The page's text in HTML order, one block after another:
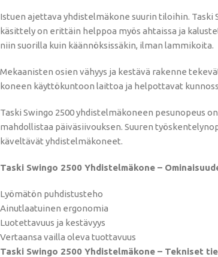
Istuen ajettava yhdistelmäkone suurin tiloihin.
käsittely on erittäin helppoa myös ahtaissa ja
niin suorilla kuin käännöksissäkin, ilman lammikoita.
Mekaanisten osien vähyys ja kestävä rakenne
koneen käyttökuntoon laittoa ja helpottavat
Taski Swingo 2500 yhdistelmäkoneen pesunopeus
mahdollistaa päiväsiivouksen. Suuren
käveltävät yhdistelmäkoneet.
Taski Swingo 2500 Yhdistelmäkone –
Lyömätön puhdistusteho
Ainutlaatuinen ergonomia
Luotettavuus ja kestävyys
Vertaansa vailla oleva tuottavuus
Taski Swingo 2500 Yhdistelmäkone – Tekniset